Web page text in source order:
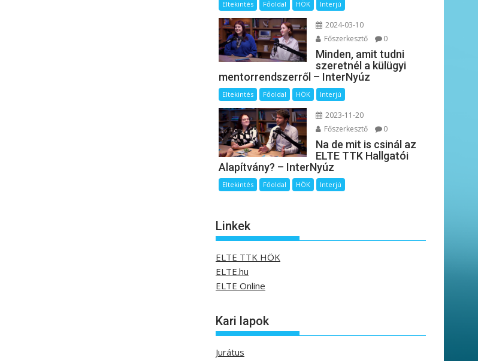
Eltekintés Főoldal HÖK Interjú
2024-03-10
Főszerkesztő
0
Minden, amit tudni
szeretnél a külügyi
mentorrendszerről – InterNyúz
Eltekintés Főoldal HÖK Interjú
2023-11-20
Főszerkesztő
0
Na de mit is csinál az
ELTE TTK Hallgatói
Alapítvány? – InterNyúz
Eltekintés Főoldal HÖK Interjú
Linkek
ELTE TTK HÖK
ELTE.hu
ELTE Online
Kari lapok
Jurátus